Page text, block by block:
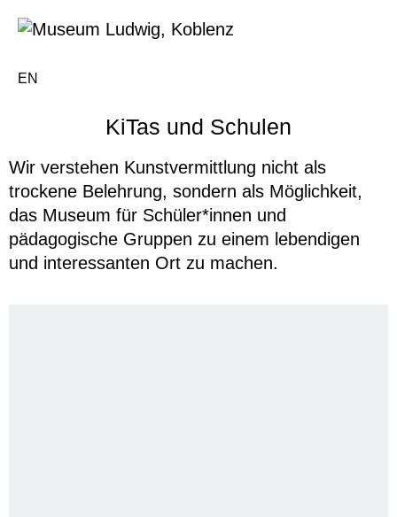
EN
KiTas und Schulen
Wir verstehen Kunstvermittlung nicht als
trockene Belehrung, sondern als Möglichkeit,
das Museum für Schüler*innen und
pädagogische Gruppen zu einem lebendigen
und interessanten Ort zu machen.